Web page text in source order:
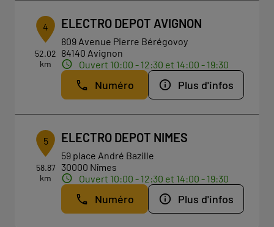
4
52.02
km
ELECTRO DEPOT AVIGNON
809 Avenue Pierre Bérégovoy
84140 Avignon
Ouvert 10:00 - 12:30 et 14:00 - 19:30
Numéro Plus d'infos
5
58.87
km
ELECTRO DEPOT NIMES
59 place André Bazille
30000 Nîmes
Ouvert 10:00 - 12:30 et 14:00 - 19:30
Numéro Plus d'infos